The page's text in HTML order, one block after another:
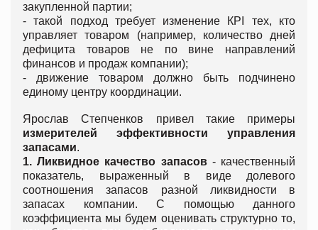
закупленной партии;
- такой подход требует изменение КPI тех, кто
управляет товаром (например, количество дней
дефицита товаров не по вине направлений
финансов и продаж компании);
- движение товаром должно быть подчинено
единому центру координации.
Ярослав Степченков привел такие примеры
измерителей эффективности управления
запасами.
1. Ликвидное качество запасов- качественный
показатель, выраженный в виде долевого
соотношения запасов разной ликвидности в
запасах компании. С помощью данного
коэффициента мы будем оценивать структурно то,